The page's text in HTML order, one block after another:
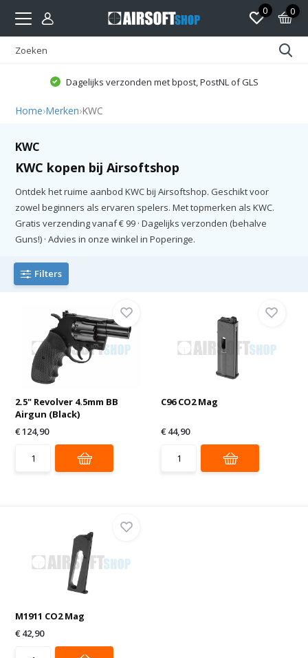
0 0
Dagelijks verzonden met bpost, PostNL of GLS
Home›Merken›KWC
KWC
KWC kopen bij Airsoftshop
Ontdek het ruime aanbod KWC bij Airsoftshop. Geschikt voor
zowel beginners als ervaren spelers. Met topmerken als KWC.
Gratis verzending vanaf € 99 · Dagelijks verzonden (behalve
Guns!) · Advies in onze winkel in Poperinge.
Filters
2.5" Revolver 4.5mm BB
Airgun (Black)
€ 124,90
C96 CO2 Mag
€ 44,90
M1911 CO2 Mag
€ 42,90